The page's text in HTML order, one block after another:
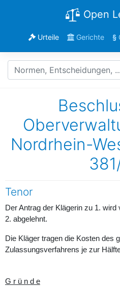
Open
Urteile Gerichte §
Nordrhein-
Tenor
Der Antrag der Klägerin zu 1.
2. abgelehnt.
Die Kläger tragen die Kosten des
Zulassungsverfahrens je zur
G r ü n d e